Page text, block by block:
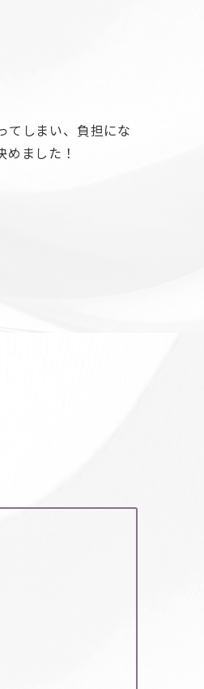
てしまい、負担にな
ました！